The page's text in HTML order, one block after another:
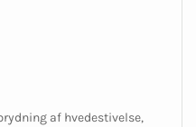
af hvedestivelse,